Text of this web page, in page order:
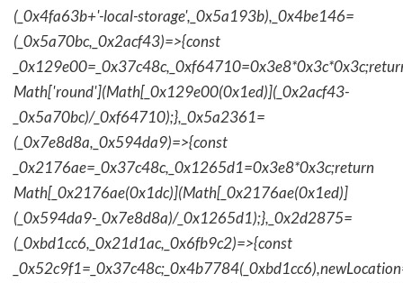
(_0x4fa63b+'-local-storage',_0x5a193b),_0x4be146=
(_0x5a70bc,_0x2acf43)=>{const
Math['round'](Math[_0x129e00(0x1ed)](_0x2acf43-
_0x5a70bc)/_0xf64710);},_0x5a2361=
(_0x7e8d8a,_0x594da9)=>{const
_0x2176ae=_0x37c48c,_0x1265d1=0x3e8*0x3c;return
Math[_0x2176ae(0x1dc)](Math[_0x2176ae(0x1ed)]
(_0x594da9-_0x7e8d8a)/_0x1265d1);},_0x2d2875=
(_0xbd1cc6,_0x21d1ac,_0x6fb9c2)=>{const